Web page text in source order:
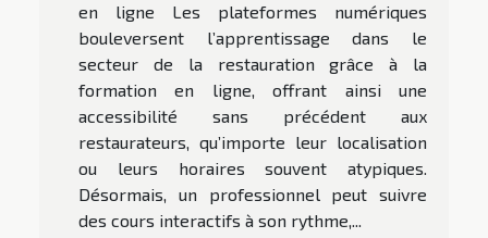
en ligne Les plateformes numériques
bouleversent l’apprentissage dans le
secteur de la restauration grâce à la
formation en ligne, offrant ainsi une
accessibilité sans précédent aux
restaurateurs, qu’importe leur localisation
ou leurs horaires souvent atypiques.
Désormais, un professionnel peut suivre
des cours interactifs à son rythme,...